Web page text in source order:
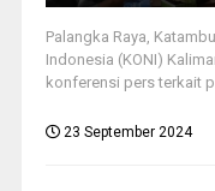
Palangka Raya,
Indonesia (KONI)
konferensi pers terkait
23 September 2024